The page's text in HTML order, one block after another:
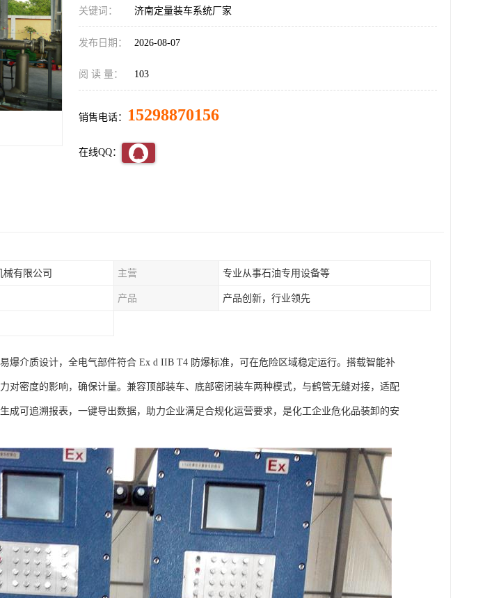
关键词： 济南定量装车系统厂家
发布日期： 2026-08-07
阅 读 量： 103
销售电话： 15298870156
在线QQ：
有限公司 主营 专业从事石油专用设备等
产品 产品创新，行业领先
爆介质设计，全电气部件符合 Ex d IIB T4 防爆标准，可在危险区域稳定运行。搭载智能补
对密度的影响，确保计量。兼容顶部装车、底部密闭装车两种模式，与鹤管无缝对接，适配
成可追溯报表，一键导出数据，助力企业满足合规化运营要求，是化工企业危化品装卸的安